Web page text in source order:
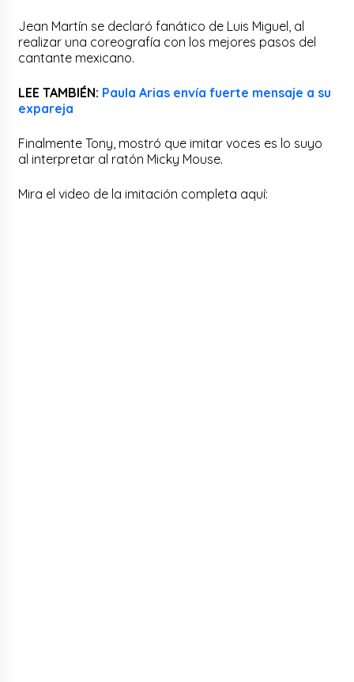
Jean Martín se declaró fanático de Luis Miguel, al
realizar una coreografía con los mejores pasos del
cantante mexicano.
LEE TAMBIÉN: Paula Arias envía fuerte mensaje a su
expareja
Finalmente Tony, mostró que imitar voces es lo suyo
al interpretar al ratón Micky Mouse.
Mira el video de la imitación completa aquí: